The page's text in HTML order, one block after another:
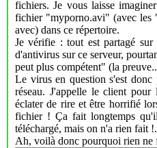
fichiers. Je vous laisse
fichier "myporno.avi" (avec les
avec) dans ce répertoire.
Je vérifie : tout est partagé
d'antivirus sur ce serveur,
peut plus compétent" (la
Le virus en question s'est donc
réseau. J'appelle le client
éclater de rire et être horrifié
fichier ! Ça fait longtemps
téléchargé, mais on n'a rien fait
Ah, voilà donc pourquoi rien